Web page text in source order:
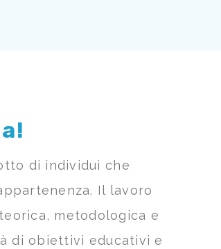
di individui che
Il lavoro
metodologica e
di obiettivi educativi e